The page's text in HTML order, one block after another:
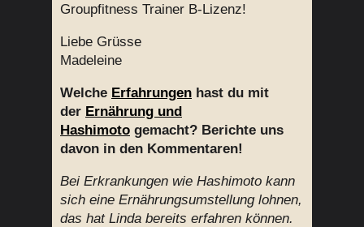
Groupfitness Trainer B-Lizenz!
Liebe Grüsse
Madeleine
Welche Erfahrungen hast du mit
der Ernährung und
Hashimoto gemacht? Berichte uns
davon in den Kommentaren!
Bei Erkrankungen wie Hashimoto kann
sich eine Ernährungsumstellung lohnen,
das hat Linda bereits erfahren können.